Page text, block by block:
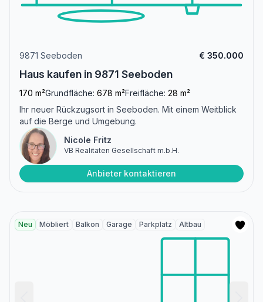
9871 Seeboden € 350.000
Haus kaufen in 9871 Seeboden
170 m²Grundfläche: 678 m²Freifläche: 28 m²
Ihr neuer Rückzugsort in Seeboden. Mit einem Weitblick
auf die Berge und Umgebung.
Nicole Fritz
VB Realitäten Gesellschaft m.b.H.
Anbieter kontaktieren
Neu Möbliert Balkon Garage Parkplatz Altbau